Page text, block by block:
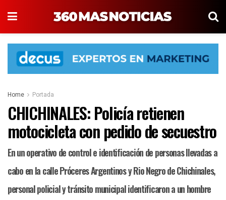
Home Portada
CHICHINALES: Policía retienen
motocicleta con pedido de secuestro
En un operativo de control e identificación de personas llevadas a
cabo en la calle Próceres Argentinos y Rio Negro de Chichinales,
personal policial y tránsito municipal identificaron a un hombre